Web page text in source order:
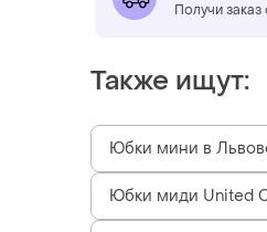
Получи
Также ищут:
Юбки мини в
Юбки миди United